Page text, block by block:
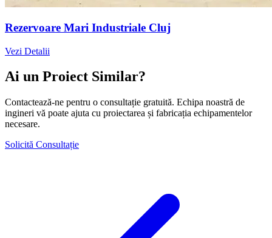
Rezervoare Mari Industriale Cluj
Vezi Detalii
Ai un Proiect Similar?
Contactează-ne pentru o consultație gratuită. Echipa noastră de
ingineri vă poate ajuta cu proiectarea și fabricația echipamentelor
necesare.
Solicită Consultație